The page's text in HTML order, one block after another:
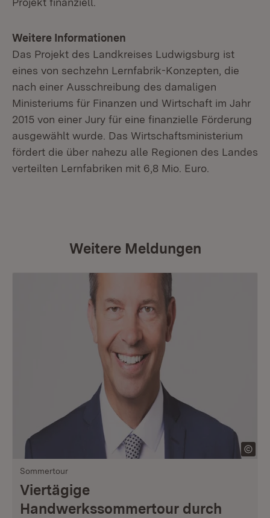
Weitere Informationen
Das Projekt des Landkreises Ludwigsburg ist
eines von sechzehn Lernfabrik-Konzepten, die
nach einer Ausschreibung des damaligen
Ministeriums für Finanzen und Wirtschaft im Jahr
2015 von einer Jury für eine finanzielle Förderung
ausgewählt wurde. Das Wirtschaftsministerium
fördert die über nahezu alle Regionen des Landes
verteilten Lernfabriken mit 6,8 Mio. Euro.
Weitere Meldungen
Sommertour
Viertägige
Handwerkssommertour durch